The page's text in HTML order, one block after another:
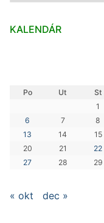
KALENDÁR
Po Ut St
1
6
7 8
13
14 15
20
21 22
27
28 29
« okt dec »